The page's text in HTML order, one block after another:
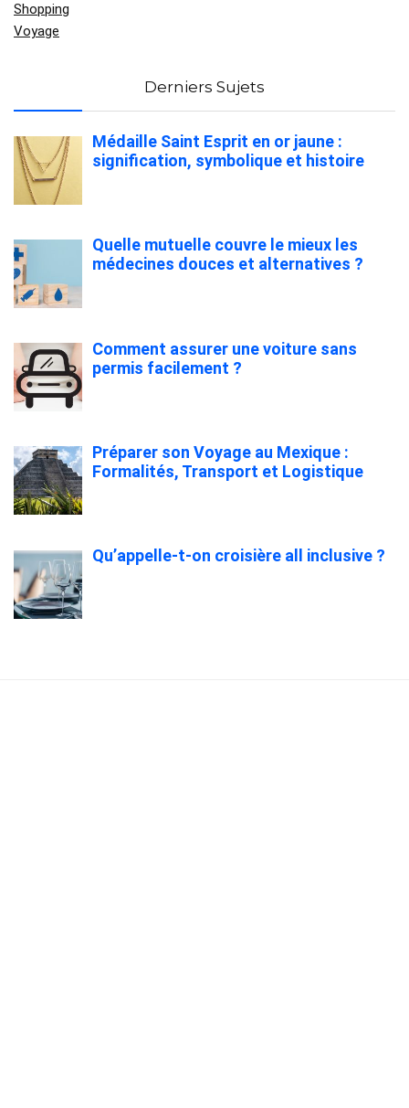
Shopping
Voyage
Derniers Sujets
Médaille Saint Esprit en or jaune :
signification, symbolique et histoire
Quelle mutuelle couvre le mieux les
médecines douces et alternatives ?
Comment assurer une voiture sans
permis facilement ?
Préparer son Voyage au Mexique :
Formalités, Transport et Logistique
Qu’appelle-t-on croisière all inclusive ?